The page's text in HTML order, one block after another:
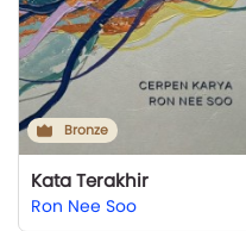
Bronze
Kata Terakhir
Ron Nee Soo